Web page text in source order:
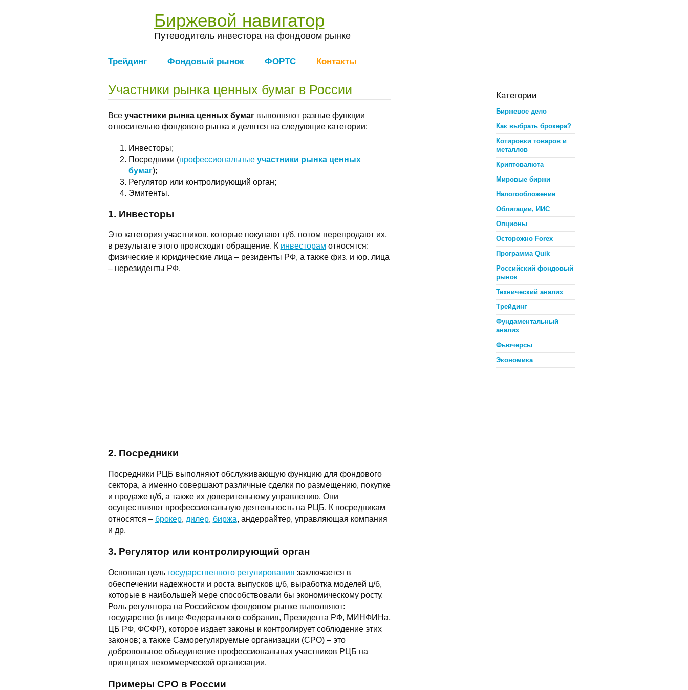
Биржевой навигатор
Путеводитель инвестора на фондовом рынке
Трейдинг Фондовый рынок ФОРТС Контакты
Участники рынка ценных бумаг в России
Все участники рынка ценных бумагвыполняют разные функции
относительно фондового рынка и делятся на следующие категории:
Инвесторы;
Посредники (профессиональные участники рынка ценных
бумаг);
Регулятор или контролирующий орган;
Эмитенты.
1. Инвесторы
Это категория участников, которые покупают ц/б, потом перепродают их,
в результате этого происходит обращение. К инвесторам относятся:
физические и юридические лица – резиденты РФ, а также физ. и юр. лица
– нерезиденты РФ.
2. Посредники
Посредники РЦБ выполняют обслуживающую функцию для фондового
сектора, а именно совершают различные сделки по размещению, покупке
и продаже ц/б, а также их доверительному управлению. Они
осуществляют профессиональную деятельность на РЦБ. К посредникам
относятся – брокер, дилер, биржа, андеррайтер, управляющая компания
и др.
3. Регулятор или контролирующий орган
Основная цель государственного регулирования заключается в
обеспечении надежности и роста выпусков ц/б, выработка моделей ц/б,
которые в наибольшей мере способствовали бы экономическому росту.
Роль регулятора на Российском фондовом рынке выполняют:
государство (в лице Федерального собрания, Президента РФ, МИНФИНа,
ЦБ РФ, ФСФР), которое издает законы и контролирует соблюдение этих
законов; а также Саморегулируемые организации (СРО) – это
добровольное объединение профессиональных участников РЦБ на
принципах некоммерческой организации.
Примеры СРО в России
Категории
Биржевое дело
Как выбрать брокера?
Котировки товаров и
металлов
Криптовалюта
Мировые биржи
Налогообложение
Облигации, ИИС
Опционы
Осторожно Forex
Программа Quik
Российский фондовый
рынок
Технический анализ
Трейдинг
Фундаментальный
анализ
Фьючерсы
Экономика